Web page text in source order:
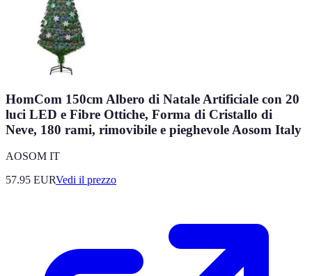
HomCom 150cm Albero di Natale Artificiale con 20
luci LED e Fibre Ottiche, Forma di Cristallo di
Neve, 180 rami, rimovibile e pieghevole Aosom Italy
AOSOM IT
57.95 EURVedi il prezzo